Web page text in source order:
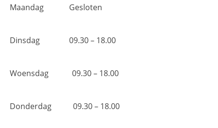
Maandag Gesloten
Dinsdag 09.30 – 18.00
Woensdag 09.30 – 18.00
Donderdag 09.30 – 18.00